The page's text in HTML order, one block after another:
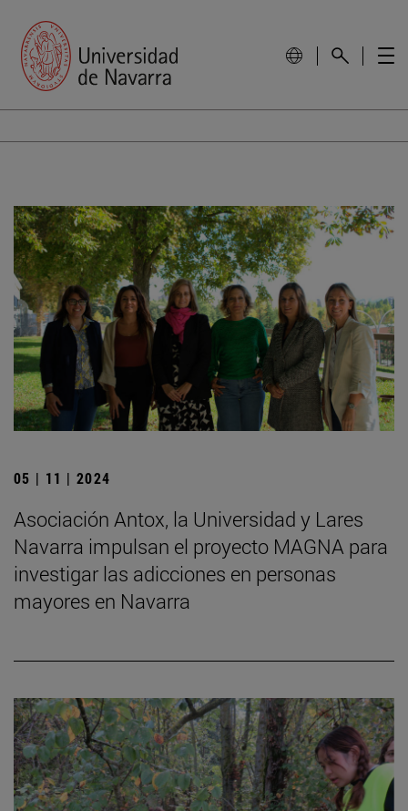
05 | 11 | 2024
Asociación Antox, la Universidad y Lares
Navarra impulsan el proyecto MAGNA para
investigar las adicciones en personas
mayores en Navarra